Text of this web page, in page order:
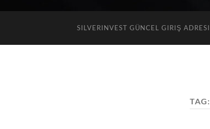
SILVERINVEST GÜNCEL GIRIŞ ADRESI
TAG: